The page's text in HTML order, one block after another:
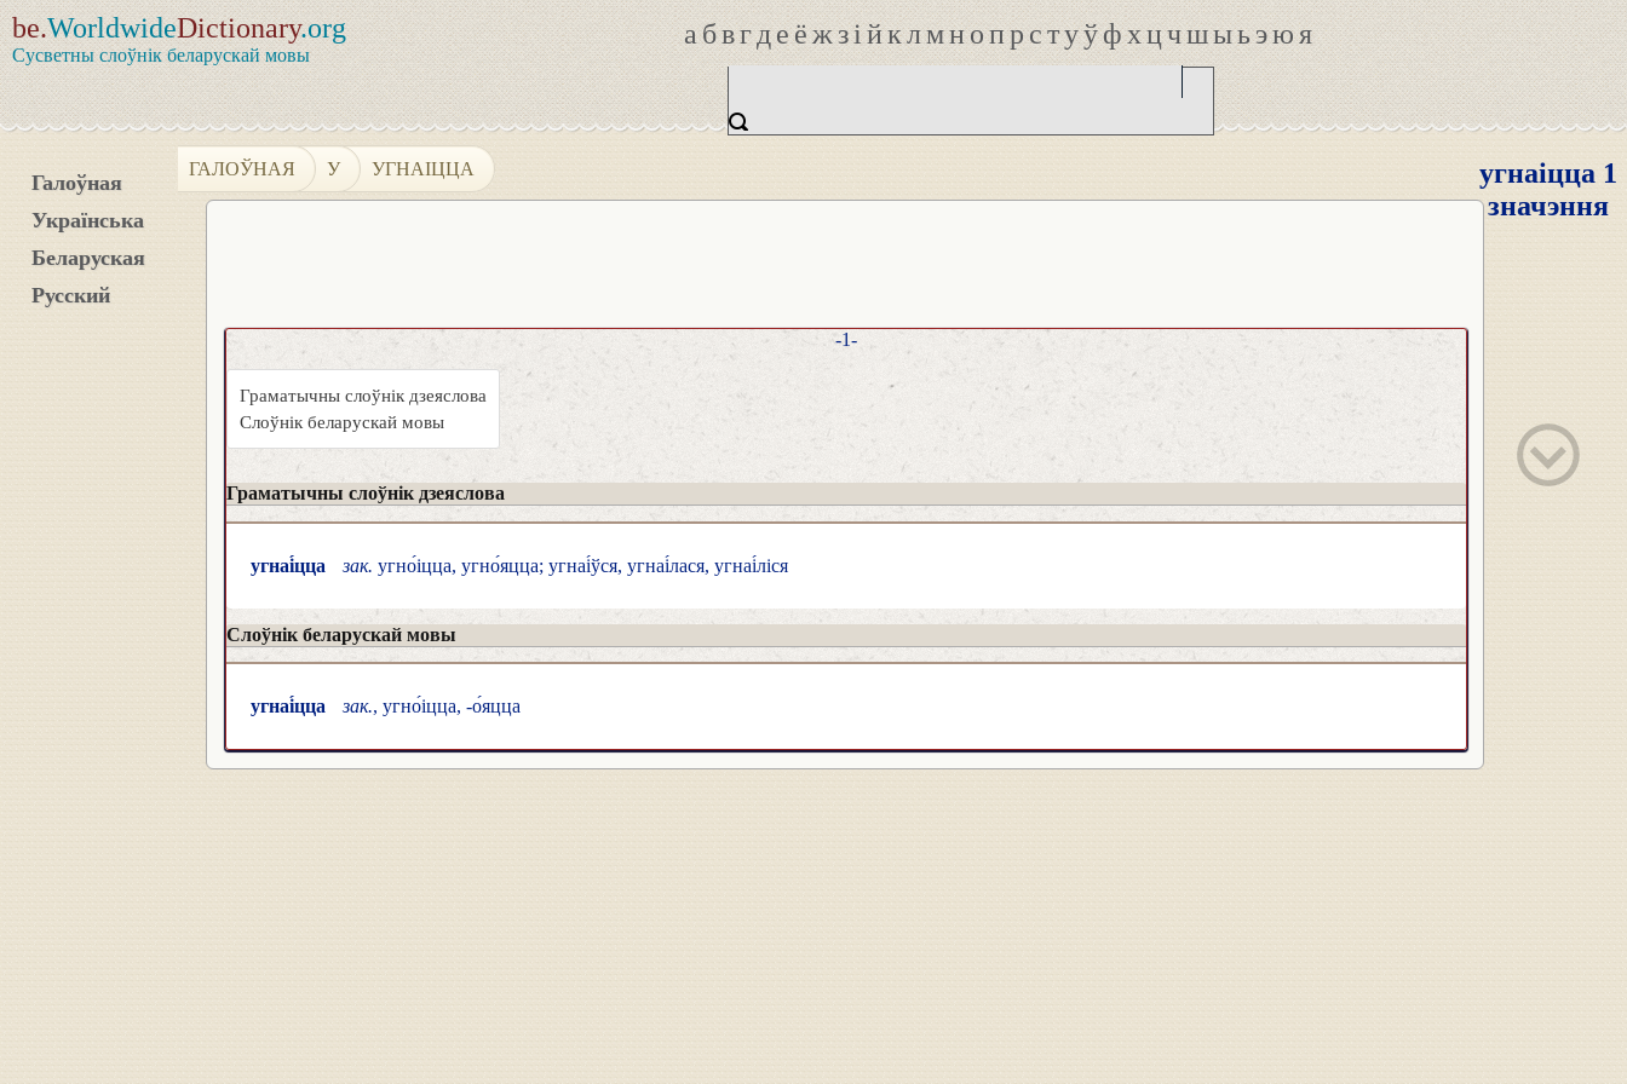
be.WorldwideDictionary.org
Сусветны слоўнік беларускай мовы
абвгдеёжзійклмнопрстуўфхцчшыьэюя
Галоўная
Українська
Беларуская
Русский
ГАЛОЎНАЯ У УГНАІЦЦА
угнаіцца 1
значэння
-1-
Граматычны слоўнік дзеяслова
Слоўнік беларускай мовы
Граматычны слоўнік дзеяслова
угнаі́цца зак. угно́іцца, угно́яцца; угнаі́ўся, угнаі́лася, угнаі́ліся
Слоўнік беларускай мовы
угнаі́цца зак., угно́іцца, -о́яцца